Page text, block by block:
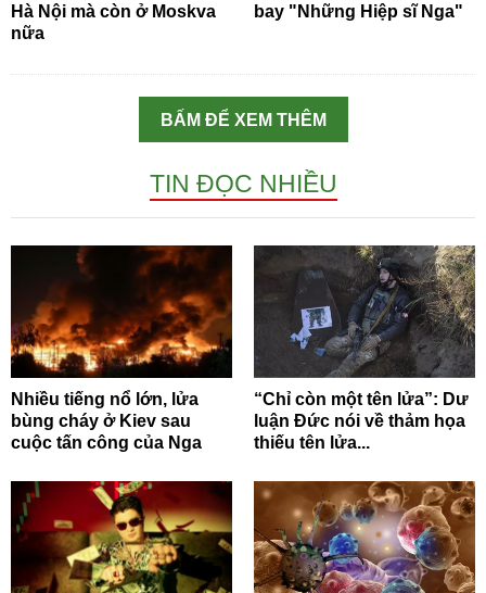
Hà Nội mà còn ở Moskva
nữa
bay "Những Hiệp sĩ Nga"
BẤM ĐỂ XEM THÊM
TIN ĐỌC NHIỀU
Nhiều tiếng nổ lớn, lửa
bùng cháy ở Kiev sau
cuộc tấn công của Nga
“Chỉ còn một tên lửa”: Dư
luận Đức nói về thảm họa
thiếu tên lửa...